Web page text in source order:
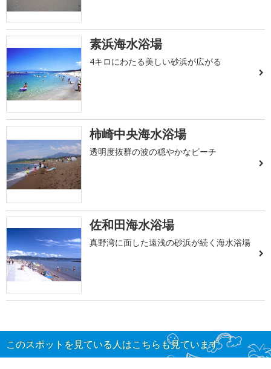
素浜海水浴場
4キロにわたる美しい砂浜が広がる
柿崎中央海水浴場
透明度抜群の波の穏やかなビーチ
佐和田海水浴場
真野湾に面した遠浅の砂浜が続く海水浴場
このスポットを見ている人はこちらも見ています